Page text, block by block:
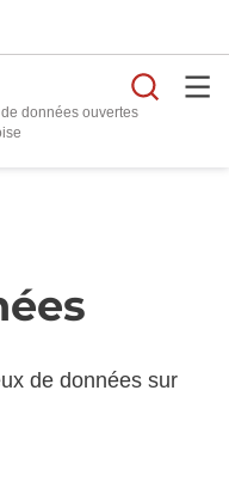
données ouvertes
de données sur